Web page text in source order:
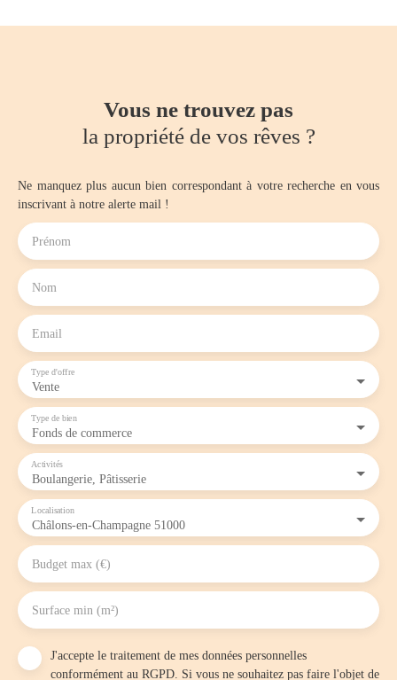
Vous ne trouvez pas
la propriété de vos rêves ?
Ne manquez plus aucun bien correspondant à votre recherche en vous
inscrivant à notre alerte mail !
Prénom
Nom
Email
Vente
Type d'offre
Fonds de commerce
Type de bien
Boulangerie, Pâtisserie
Activités
Châlons-en-Champagne 51000
Localisation
Budget max (€)
Surface min (m²)
J'accepte le traitement de mes données personnelles
conformément au RGPD. Si vous ne souhaitez pas faire l'objet de